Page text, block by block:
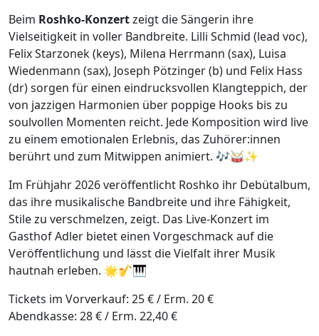
Beim Roshko-Konzertzeigt die Sängerin ihre
Vielseitigkeit in voller Bandbreite. Lilli Schmid (lead voc),
Felix Starzonek (keys), Milena Herrmann (sax), Luisa
Wiedenmann (sax), Joseph Pötzinger (b) und Felix Hass
(dr) sorgen für einen eindrucksvollen Klangteppich, der
von jazzigen Harmonien über poppige Hooks bis zu
soulvollen Momenten reicht. Jede Komposition wird live
zu einem emotionalen Erlebnis, das Zuhörer:innen
berührt und zum Mitwippen animiert. 🎶🥁✨
Im Frühjahr 2026 veröffentlicht Roshko ihr Debütalbum,
das ihre musikalische Bandbreite und ihre Fähigkeit,
Stile zu verschmelzen, zeigt. Das Live-Konzert im
Gasthof Adler bietet einen Vorgeschmack auf die
Veröffentlichung und lässt die Vielfalt ihrer Musik
hautnah erleben. 🌟🎷🎹
Tickets im Vorverkauf: 25 € / Erm. 20 €
Abendkasse: 28 € / Erm. 22,40 €